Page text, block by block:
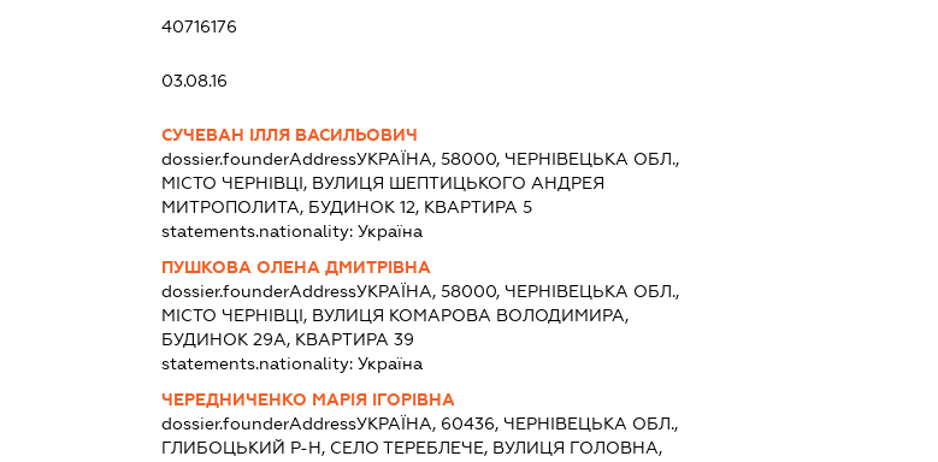
40716176
03.08.16
СУЧЕВАН ІЛЛЯ ВАСИЛЬОВИЧ
dossier.founderAddressУКРАЇНА, 58000, ЧЕРНІВЕЦЬКА ОБЛ.,
МІСТО ЧЕРНІВЦІ, ВУЛИЦЯ ШЕПТИЦЬКОГО АНДРЕЯ
МИТРОПОЛИТА, БУДИНОК 12, КВАРТИРА 5
statements.nationality:Україна
ПУШКОВА ОЛЕНА ДМИТРІВНА
dossier.founderAddressУКРАЇНА, 58000, ЧЕРНІВЕЦЬКА ОБЛ.,
МІСТО ЧЕРНІВЦІ, ВУЛИЦЯ КОМАРОВА ВОЛОДИМИРА,
БУДИНОК 29А, КВАРТИРА 39
statements.nationality:Україна
ЧЕРЕДНИЧЕНКО МАРІЯ ІГОРІВНА
dossier.founderAddressУКРАЇНА, 60436, ЧЕРНІВЕЦЬКА ОБЛ.,
ГЛИБОЦЬКИЙ Р-Н, СЕЛО ТЕРЕБЛЕЧЕ, ВУЛИЦЯ ГОЛОВНА,